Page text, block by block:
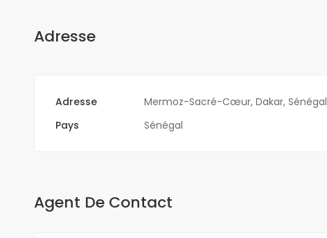
Adresse
Adresse
Mermoz-Sacré-Cœur, Dakar, Sénégal
Pays
Sénégal
Agent De Contact